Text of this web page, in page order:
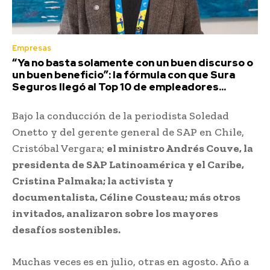
Empresas
“Ya no basta solamente con un buen discurso o
un buen beneficio”: la fórmula con que Sura
Seguros llegó al Top 10 de empleadores...
Bajo la conducción de la periodista Soledad
Onetto y del gerente general de SAP en Chile,
Cristóbal Vergara; el ministro Andrés Couve, la
presidenta de SAP Latinoamérica y el Caribe,
Cristina Palmaka; la activista y
documentalista, Céline Cousteau; más otros
invitados, analizaron sobre los mayores
desafíos sostenibles.
Muchas veces es en julio, otras en agosto. Año a